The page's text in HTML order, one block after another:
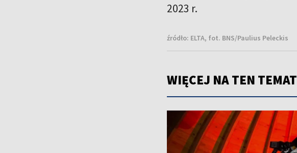
2023 r.
źródło: ELTA, fot. BNS/Paulius Peleckis
WIĘCEJ NA TEN TEMAT